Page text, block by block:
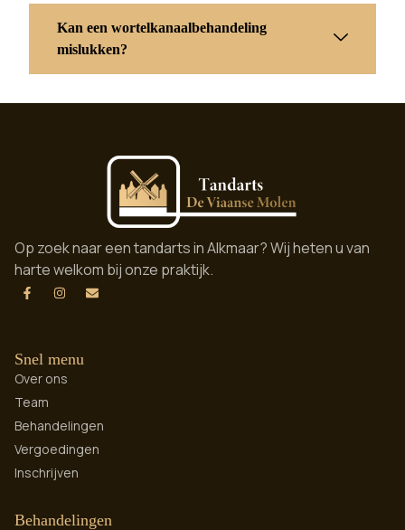
Kan een wortelkanaalbehandeling
mislukken?
Op zoek naar een tandarts in Alkmaar? Wij heten u van
harte welkom bij onze praktijk.
Snel menu
Over ons
Team
Behandelingen
Vergoedingen
Inschrijven
Behandelingen